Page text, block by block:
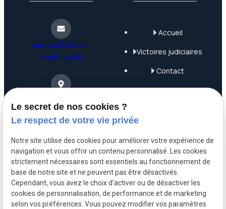
contact@avocat-
boutmy.com
75012 Paris
06 63 68 71 99
Accueil
Victoires judiciaires
Contact
Politique de
confidentialité
Gestion des cookies
A propos
Le secret de nos cookies ?
Le respect de votre vie privée
Notre site utilise des cookies pour améliorer votre expérience de
navigation et vous offrir un contenu personnalisé. Les cookies
strictement nécessaires sont essentiels au fonctionnement de
base de notre site et ne peuvent pas être désactivés.
Cependant, vous avez le choix d'activer ou de désactiver les
cookies de personnalisation, de performance et de marketing
selon vos préférences. Vous pouvez modifier vos paramètres